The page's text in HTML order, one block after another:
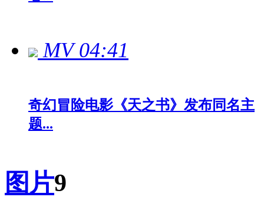
MV 04:41
奇幻冒险电影《天之书》发布同名主
题...
图片9